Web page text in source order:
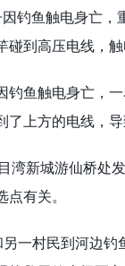
钓鱼触电身亡
到高压电线，
鱼触电身亡，
上方的电线，导
湾新城游仙桥处
有关。
一村民到河边